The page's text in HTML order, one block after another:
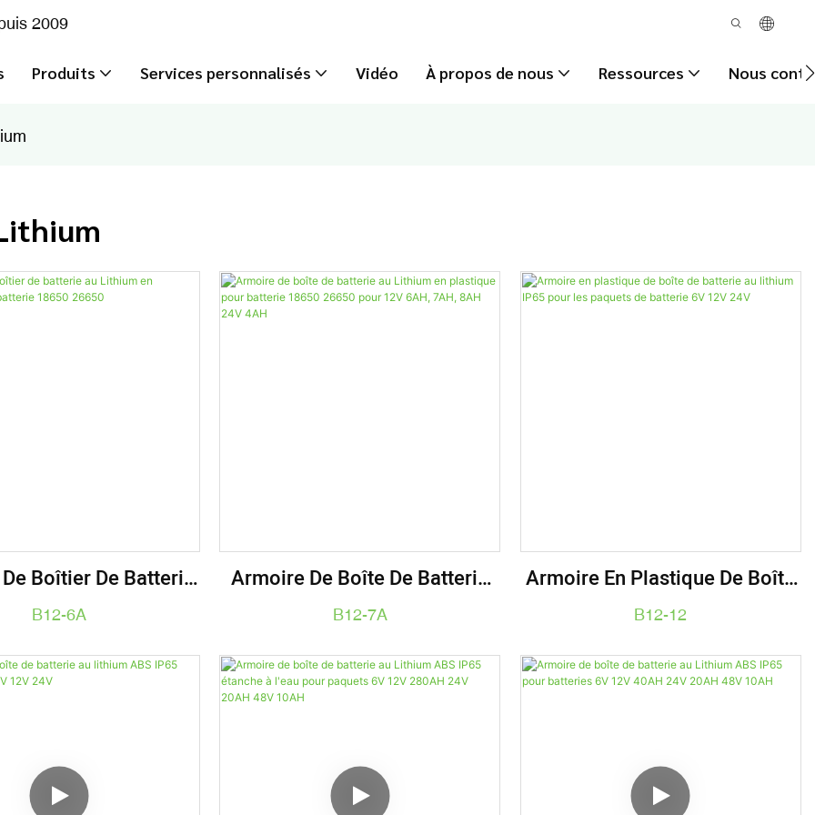
2009
Produits Services personnalisés Vidéo À propos de nous Ressources Nous
Boîtier De Batterie
En Plastique Pour
B12-6A
Armoire De Boîte De Batterie
Au Lithium En Plastique Pour
12V 6AH, 7AH, 8AH 24V 4AH
B12-7A
Armoire En Plastique De Boîte
De Batterie Au Lithium IP65
6V 12V 24V
B12-12